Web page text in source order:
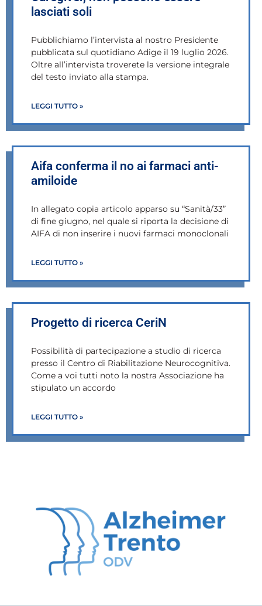
lasciati soli
Pubblichiamo l’intervista al nostro Presidente
pubblicata sul quotidiano Adige il 19 luglio 2026.
Oltre all’intervista troverete la versione integrale
del testo inviato alla stampa.
LEGGI TUTTO »
Aifa conferma il no ai farmaci anti-
amiloide
In allegato copia articolo apparso su “Sanità/33”
di fine giugno, nel quale si riporta la decisione di
AIFA di non inserire i nuovi farmaci monoclonali
LEGGI TUTTO »
Progetto di ricerca CeriN
Possibilità di partecipazione a studio di ricerca
presso il Centro di Riabilitazione Neurocognitiva.
Come a voi tutti noto la nostra Associazione ha
stipulato un accordo
LEGGI TUTTO »